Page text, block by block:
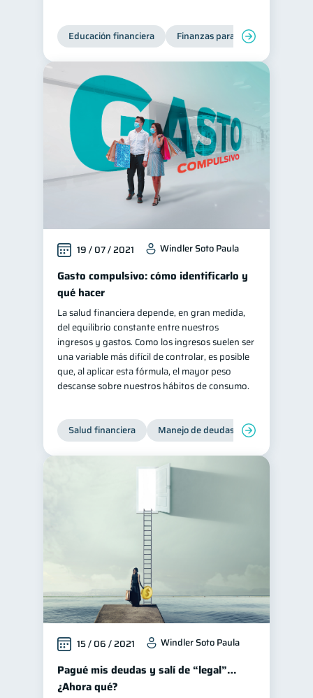
Educación financiera Finanzas para jóvenes
19 / 07 / 2021 Windler Soto Paula
Gasto compulsivo: cómo identificarlo y
qué hacer
La salud financiera depende, en gran medida,
del equilibrio constante entre nuestros
ingresos y gastos. Como los ingresos suelen ser
una variable más difícil de controlar, es posible
que, al aplicar esta fórmula, el mayor peso
descanse sobre nuestros hábitos de consumo.
Salud financiera Manejo de deudas
15 / 06 / 2021 Windler Soto Paula
Pagué mis deudas y salí de “legal”…
¿Ahora qué?